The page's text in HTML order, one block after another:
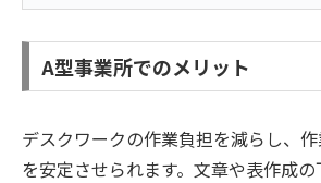
A型事業所でのメリット
デスクワークの作業負担を減らし、
を安定させられます。文章や表作成